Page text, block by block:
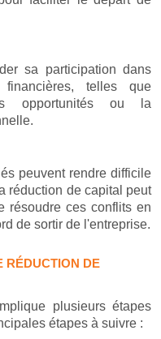
sa participation dans
telles que
opportunités ou la
peuvent rendre difficile
réduction de capital peut
résoudre ces conflits en
de sortir de l'entreprise.
RÉDUCTION DE
plusieurs étapes
étapes à suivre :